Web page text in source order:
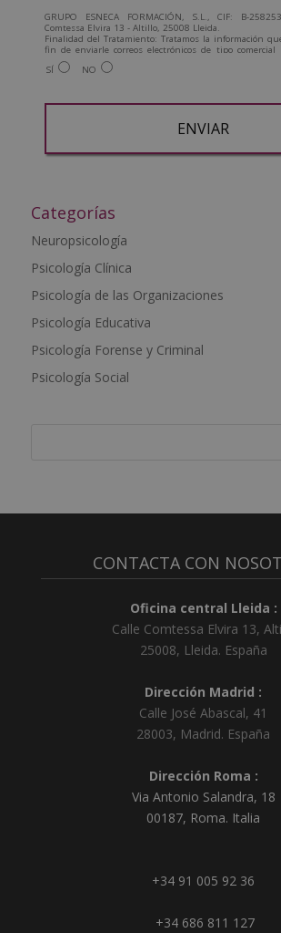
GRUPO ESNECA FORMACIÓN, S.L., CIF: B-
Comtessa Elvira 13 - Altillo, 25008 Lleida.
Finalidad del Tratamiento: Tratamos la información
fin de enviarle correos electrónicos de tipo comercial
productos ofrecidos y otros tipo de productos que
Legitimación del tratamiento: Consentimiento del
Para más información consulte nuestra Política de
SÍ NO
t
r
n
a
i
v
e
Categorías
Neuropsicología
Psicología Clínica
Psicología de las Organizaciones
Psicología Educativa
Psicología Forense y Criminal
Psicología Social
CONTACTA CON
Oficina central Lleida :
Calle Comtessa Elvira 13,
25008, Lleida. España
Dirección Madrid :
Calle José Abascal, 41
28003, Madrid. España
Dirección Roma :
Via Antonio Salandra, 18
00187, Roma. Italia
+34 91 005 92 36
+34 686 811 127